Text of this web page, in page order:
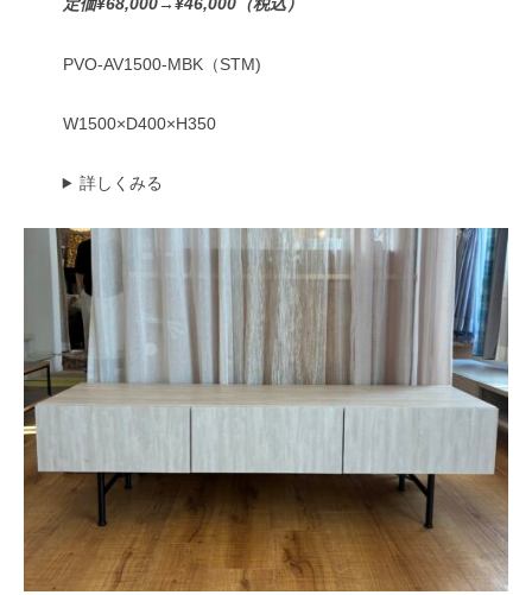
定価¥68,000→¥46,000（税込）
PVO-AV1500-MBK（STM)
W1500×D400×H350
詳しくみる